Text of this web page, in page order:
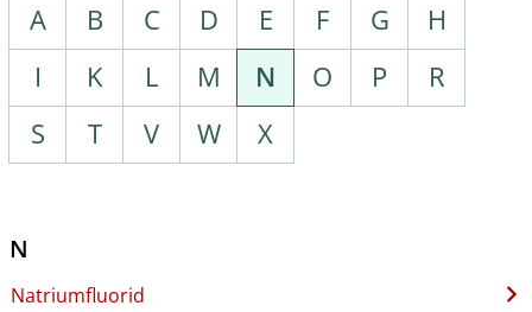
A B C D E F G
H
I
K L M N O P
R
S
T V W X
N
Natriumfluorid